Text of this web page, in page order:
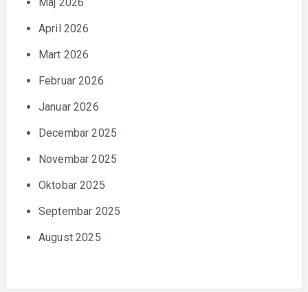
April 2026
Mart 2026
Februar 2026
Januar 2026
Decembar 2025
Novembar 2025
Oktobar 2025
Septembar 2025
August 2025